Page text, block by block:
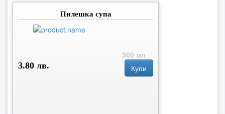
Пилешка супа
300 мл
3.80 лв.
Купи